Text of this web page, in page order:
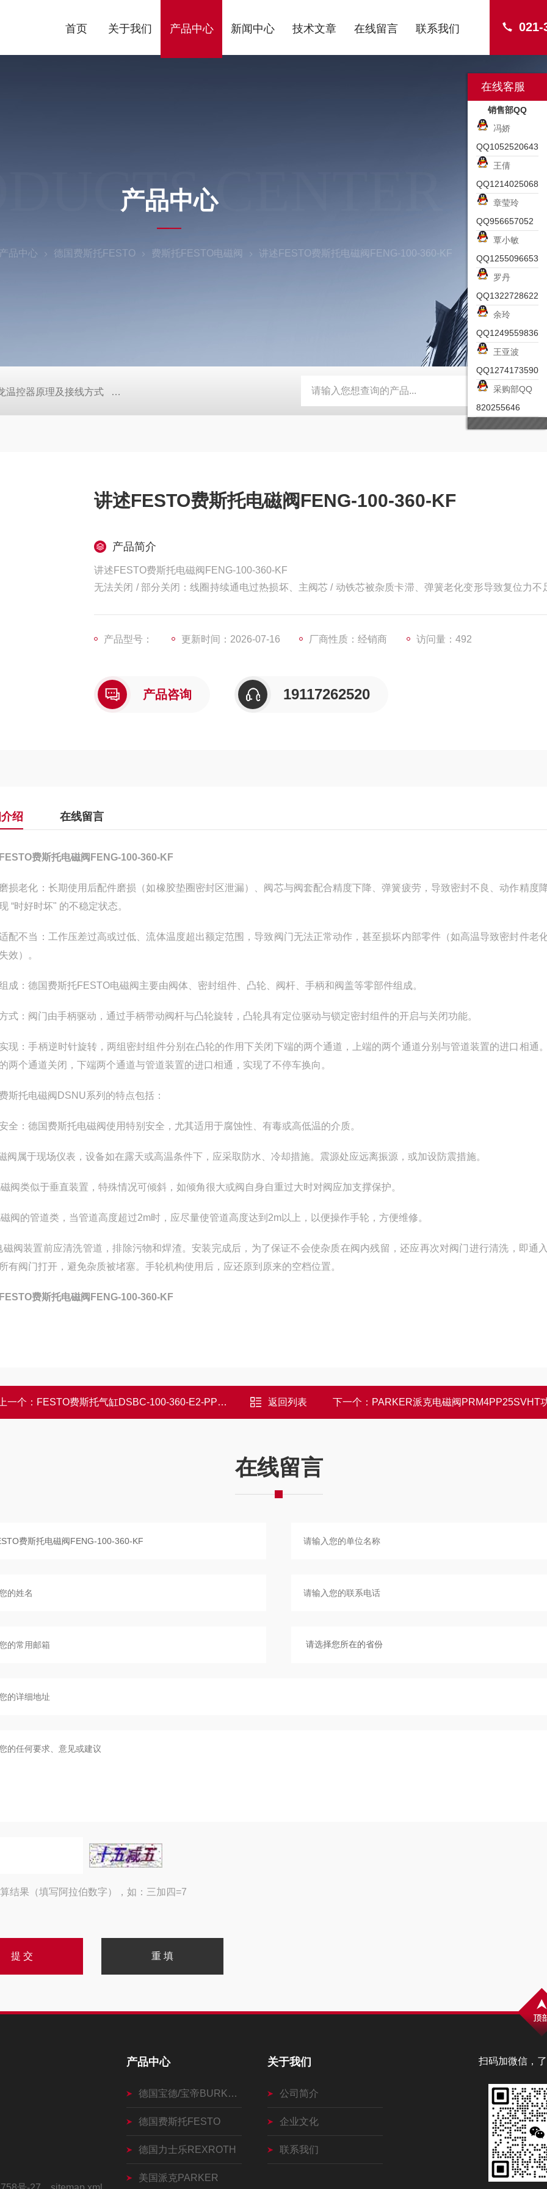
021-
首页 关于我们 产品中心 新闻中心 技术文章 在线留言 联系我们
CENTER
产品中心
品中心 德国费斯托FESTO 费斯托FESTO电磁阀 讲述FESTO费斯托电磁阀FENG-100-360-KF
温控器原理及接线方式 日本SMC真空压力开关的中文资料ZK2-ZSEA-A *皮尔兹PILZ安全激光扫描仪 RZMO-TER-
讲述FESTO费斯托电磁阀FENG-100-360-KF
产品简介
讲述FESTO费斯托电磁阀FENG-100-360-KF
无法关闭 / 部分关闭：线圈持续通电过热损坏、主阀芯 / 动铁芯被杂质卡滞、弹簧老化变形导致复位力不
产品型号： 更新时间：2026-07-16 厂商性质：经销商 访问量：492
产品咨询 19117262520
绍 在线留言
费斯托电磁阀FENG-100-360-KF
损老化：长期使用后配件磨损（如橡胶垫圈密封区泄漏）、阀芯与阀套配合精度下降、弹簧疲劳，导致密封不良、动作精度
“时好时坏" 的不稳定状态。
配不当：工作压差过高或过低、流体温度超出额定范围，导致阀门无法正常动作，甚至损坏内部零件（如高温导致密封件老
效）。
成：德国费斯托FESTO电磁阀主要由阀体、密封组件、凸轮、阀杆、手柄和阀盖等零部件组成。
式：阀门由手柄驱动，通过手柄带动阀杆与凸轮旋转，凸轮具有定位驱动与锁定密封组件的开启与关闭功能。
现：手柄逆时针旋转，两组密封组件分别在凸轮的作用下关闭下端的两个通道，上端的两个通道分别与管道装置的进口相通
两个通道关闭，下端两个通道与管道装置的进口相通，实现了不停车换向。
斯托电磁阀DSNU系列的特点包括：
全：德国费斯托电磁阀使用特别安全，尤其适用于腐蚀性、有毒或高低温的介质。
阀属于现场仪表，设备如在露天或高温条件下，应采取防水、冷却措施。震源处应远离振源，或加设防震措施。
阀类似于垂直装置，特殊情况可倾斜，如倾角很大或阀自身自重过大时对阀应加支撑保护。
阀的管道类，当管道高度超过2m时，应尽量使管道高度达到2m以上，以便操作手轮，方便维修。
阀装置前应清洗管道，排除污物和焊渣。安装完成后，为了保证不会使杂质在阀内残留，还应再次对阀门进行清洗，即通
有阀门打开，避免杂质被堵塞。手轮机构使用后，应还原到原来的空档位置。
费斯托电磁阀FENG-100-360-KF
一个： FESTO费斯托气缸DSBC-100-360-E2-PPVA质保 返回列表 下一个： PARKER派克电磁阀PRM4PP25SVHT
在线留言
结果（填写阿拉伯数字），如：三加四=7
扫码加微信，
产品中心
德国宝德/宝帝BURKERT
德国费斯托FESTO
德国力士乐REXROTH
美国派克PARKER
关于我们
公司简介
企业文化
联系我们
在线客服
销售部QQ
冯娇
QQ1052520643
王倩
QQ1214025068
章莹玲
QQ956657052
覃小敏
QQ1255096653
罗丹
QQ1322728622
余玲
QQ1249559836
王亚波
QQ1274173590
采购部QQ
820255646